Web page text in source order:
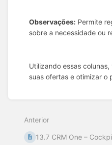
Observações: Permite
sobre a necessidade ou
Utilizando essas
suas ofertas e otimizar o
de
seleção
de
Anterior
13.7 CRM One –